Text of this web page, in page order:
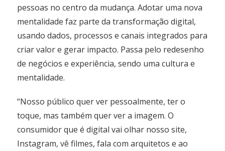
pessoas no centro da mudança. Adotar uma nova
mentalidade faz parte da transformação digital,
usando dados, processos e canais integrados para
criar valor e gerar impacto. Passa pelo redesenho
de negócios e experiência, sendo uma cultura e
mentalidade.
“Nosso público quer ver pessoalmente, ter o
toque, mas também quer ver a imagem. O
consumidor que é digital vai olhar nosso site,
Instagram, vê filmes, fala com arquitetos e ao